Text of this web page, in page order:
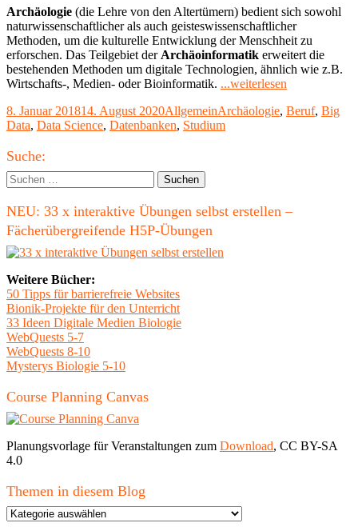
Archäologie (die Lehre von den Altertümern) bedient sich sowohl
naturwissenschaftlicher als auch geisteswissenschaftlicher
Methoden, um die kulturelle Entwicklung der Menschheit zu
erforschen. Das Teilgebiet der Archäoinformatik erweitert die
bestehenden Methoden um digitale Technologien, ähnlich wie z.B.
Wirtschafts-, Medien- oder Bioinformatik. ...weiterlesen
digitale
Veröffentlicht
am
8. Januar 201814. August 2020Kategorien
AllgemeinSchlagwörter
Archäologie, Beruf, Big
Data, Data Science, Datenbanken, Studium
Haupt-
Seitenleiste
Suche:
Suchen
nach:
NEU: 33 x interaktive Übungen selbst erstellen –
Fächerübergreifende H5P-Übungen
Weitere Bücher:
50 Tipps für barrierefreie Websites
Bionik-Projekte für den Unterricht
33 Ideen Digitale Medien Biologie
WebQuests 5-7
WebQuests 8-10
Mysterys Biologie 5-10
Course Planning Canvas
Planungsvorlage für Veranstaltungen zum Download, CC BY-SA
4.0
Themen in diesem Blog
Themen